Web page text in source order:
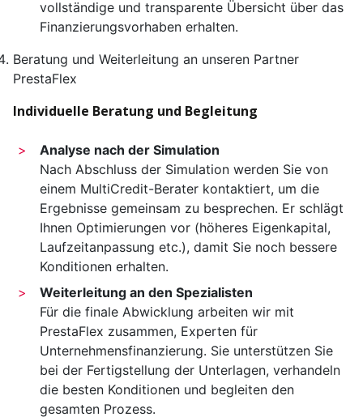
vollständige und transparente Übersicht über das
Finanzierungsvorhaben erhalten.
Beratung und Weiterleitung an unseren Partner
PrestaFlex
Individuelle Beratung und Begleitung
Analyse nach der Simulation
Nach Abschluss der Simulation werden Sie von
einem MultiCredit-Berater kontaktiert, um die
Ergebnisse gemeinsam zu besprechen. Er schlägt
Ihnen Optimierungen vor (höheres Eigenkapital,
Laufzeit­anpassung etc.), damit Sie noch bessere
Konditionen erhalten.
Weiterleitung an den Spezialisten
Für die finale Abwicklung arbeiten wir mit
PrestaFlex zusammen, Experten für
Unternehmens­finanzierung. Sie unterstützen Sie
bei der Fertigstellung der Unterlagen, verhandeln
die besten Konditionen und begleiten den
gesamten Prozess.